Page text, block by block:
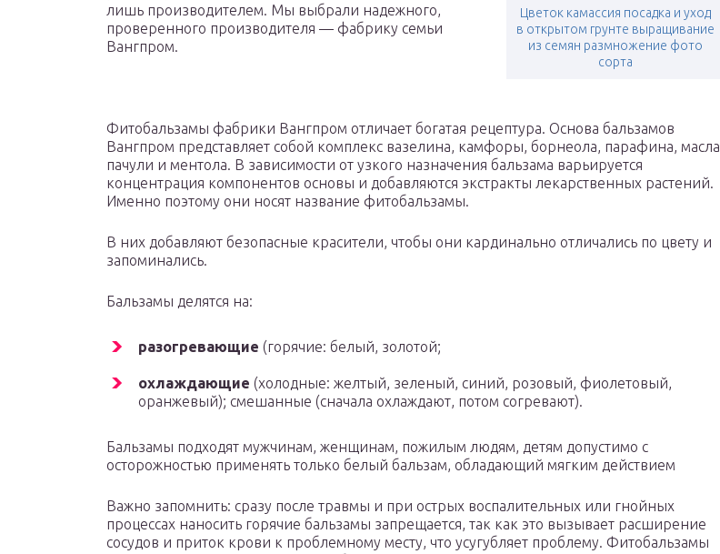
Цветок камассия посадка и уход
в открытом грунте выращивание
из семян размножение фото
сорта
лишь производителем. Мы выбрали надежного,
проверенного производителя — фабрику семьи
Вангпром.
Фитобальзамы фабрики Вангпром отличает богатая рецептура. Основа бальзамов
Вангпром представляет собой комплекс вазелина, камфоры, борнеола, парафина, масла
пачули и ментола. В зависимости от узкого назначения бальзама варьируется
концентрация компонентов основы и добавляются экстракты лекарственных растений.
Именно поэтому они носят название фитобальзамы.
В них добавляют безопасные красители, чтобы они кардинально отличались по цвету и
запоминались.
Бальзамы делятся на:
разогревающие (горячие: белый, золотой;
охлаждающие (холодные: желтый, зеленый, синий, розовый, фиолетовый,
оранжевый); смешанные (сначала охлаждают, потом согревают).
Бальзамы подходят мужчинам, женщинам, пожилым людям, детям допустимо с
осторожностью применять только белый бальзам, обладающий мягким действием
Важно запомнить: сразу после травмы и при острых воспалительных или гнойных
процессах наносить горячие бальзамы запрещается, так как это вызывает расширение
сосудов и приток крови к проблемному месту, что усугубляет проблему. Фитобальзамы